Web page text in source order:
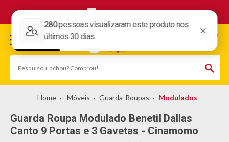
Frete Grátis
Móveis Guarda-Roupas Modulados
Guarda Roupa Modulado Benetil Dallas
Canto 9 Portas e 3 Gavetas - Cinamomo